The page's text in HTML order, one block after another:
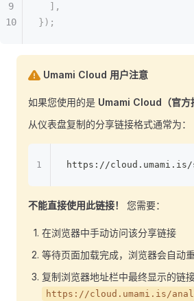
  ],
});
Umami Cloud 用户注意
如果您使用的是 Umami Cloud（官方
从仪表盘复制的分享链接格式通常为：
https://cloud.umami.is/
不能直接使用此链接！ 您需要：
在浏览器中手动访问该分享链接
等待页面加载完成，浏览器会自动
复制浏览器地址栏中最终显示的链
https://cloud.umami.is/